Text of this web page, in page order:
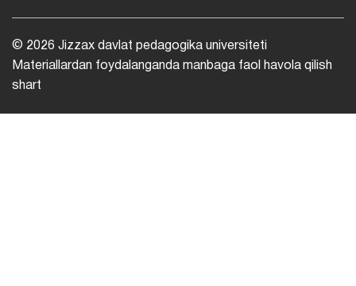
© 2026 Jizzax davlat pedagogika universiteti
Materiallardan foydalanganda manbaga faol havola qilish
shart